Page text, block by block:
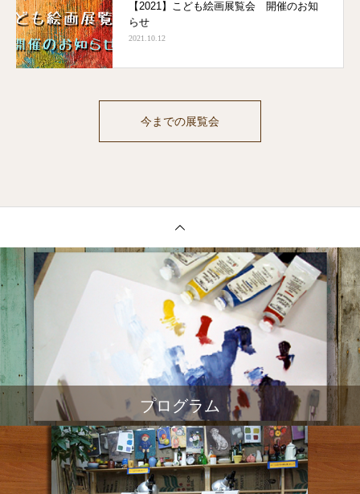
【2021】こども絵画展覧会 開催のお知
らせ
2021.10.12
今までの展覧会
プログラム